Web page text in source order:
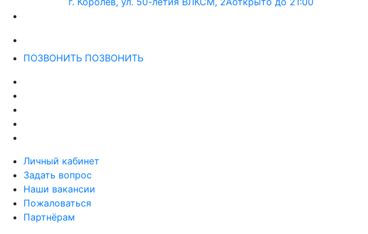
ПОЗВОНИТЬ ПОЗВОНИТЬ
Личный кабинет
Задать вопрос
Наши вакансии
Пожаловаться
Партнёрам